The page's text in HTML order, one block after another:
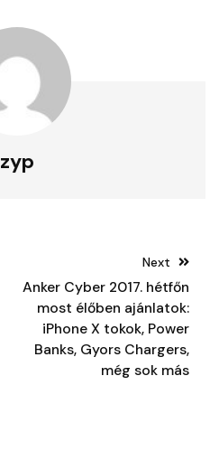
zyp
Next
Anker Cyber ​​2017. hétfőn
most élőben ajánlatok:
iPhone X tokok, Power
Banks, Gyors Chargers,
még sok más